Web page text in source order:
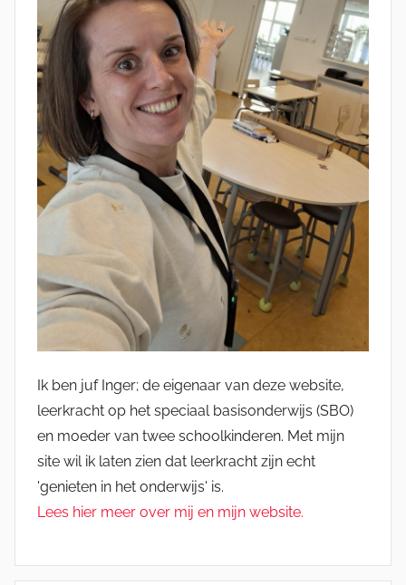
Ik ben juf Inger; de eigenaar van deze website,
leerkracht op het speciaal basisonderwijs (SBO)
en moeder van twee schoolkinderen. Met mijn
site wil ik laten zien dat leerkracht zijn echt
'genieten in het onderwijs' is.
Lees hier meer over mij en mijn website.